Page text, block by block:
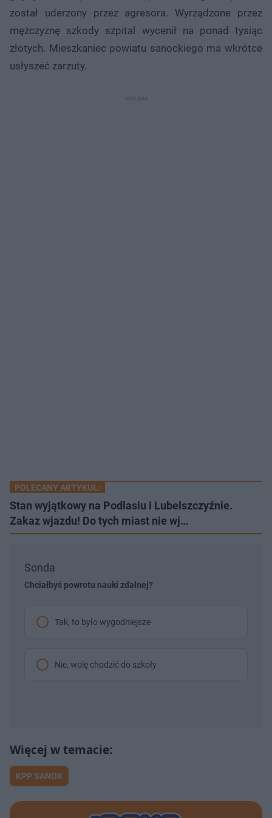
został uderzony przez agresora. Wyrządzone przez
mężczyznę szkody szpital wycenił na ponad tysiąc
złotych. Mieszkaniec powiatu sanockiego ma wkrótce
usłyszeć zarzuty.
POLECANY ARTYKUŁ:
Stan wyjątkowy na Podlasiu i Lubelszczyźnie.
Zakaz wjazdu! Do tych miast nie wj…
Sonda
Chciałbyś powrotu nauki zdalnej?
Tak, to było wygodniejsze
Nie, wolę chodzić do szkoły
KPP SANOK